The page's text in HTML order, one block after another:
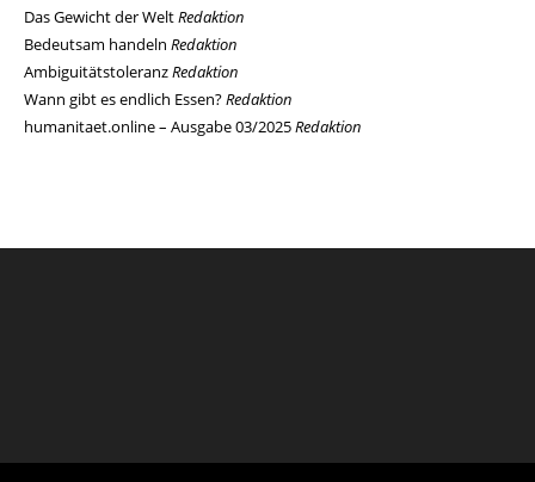
Das Gewicht der WeltRedaktion
Bedeutsam handeln Redaktion
AmbiguitätstoleranzRedaktion
Wann gibt es endlich Essen?Redaktion
humanitaet.online – Ausgabe 03/2025Redaktion